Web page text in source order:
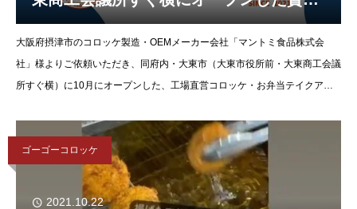
コロッケ・お弁当テイクアウト専門店
「ゴーゴーコロッケ」さんのロゴデザイ
ンを制作させていただきました。
大阪府摂津市のコロッケ製造・OEMメーカー会社「マントミ食品株式会
社」様よりご依頼いただき、同府内・大東市（大東市役所前・大東商工会議
所すぐ横）に10月にオープンした、工場直営コロッケ・お弁当テイクアウ
ゴーゴーコロッケ
2021.10.22